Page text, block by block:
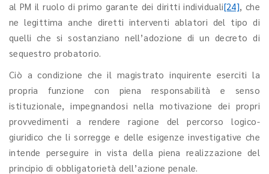
al PM il ruolo di primo garante dei diritti individuali[24], che
ne legittima anche diretti interventi ablatori del tipo di
quelli che si sostanziano nell’adozione di un decreto di
sequestro probatorio.
Ciò a condizione che il magistrato inquirente eserciti la
propria funzione con piena responsabilità e senso
istituzionale, impegnandosi nella motivazione dei propri
provvedimenti a rendere ragione del percorso logico-
giuridico che li sorregge e delle esigenze investigative che
intende perseguire in vista della piena realizzazione del
principio di obbligatorietà dell’azione penale.